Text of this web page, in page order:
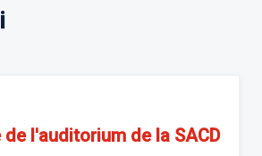
de l'auditorium de la SACD